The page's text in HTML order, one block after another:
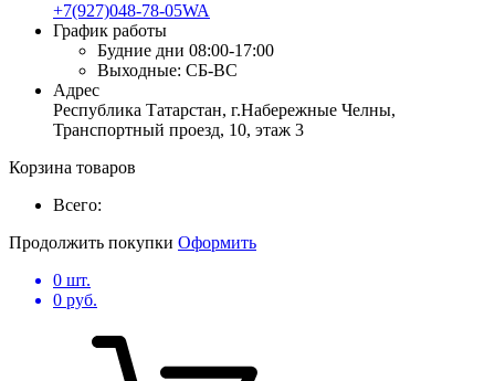
+7(927)048-78-05WA
График работы
Будние дни 08:00-17:00
Выходные: СБ-ВС
Адрес
Республика Татарстан, г.Набережные Челны,
Транспортный проезд, 10, этаж 3
Корзина товаров
Всего:
Продолжить покупки Оформить
0 шт.
0 руб.